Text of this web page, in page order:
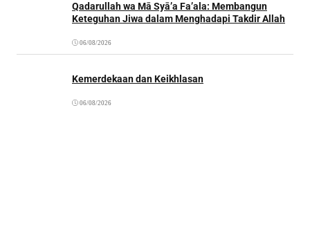
Qadarullah wa Mā Syā’a Fa’ala: Membangun
Keteguhan Jiwa dalam Menghadapi Takdir Allah
06/08/2026
Kemerdekaan dan Keikhlasan
06/08/2026